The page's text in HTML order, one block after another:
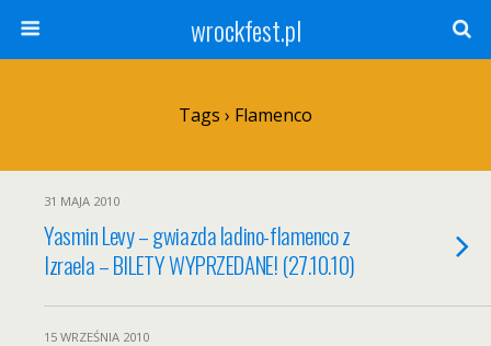
wrockfest.pl
Tags › Flamenco
31 MAJA 2010
Yasmin Levy – gwiazda ladino-flamenco z
Izraela – BILETY WYPRZEDANE! (27.10.10)
15 WRZEŚNIA 2010